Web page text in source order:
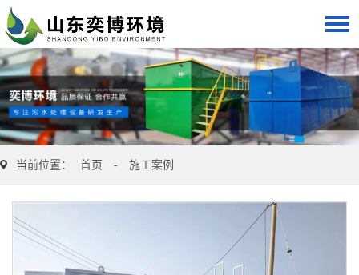
当前位置： 首页 - 施工案例